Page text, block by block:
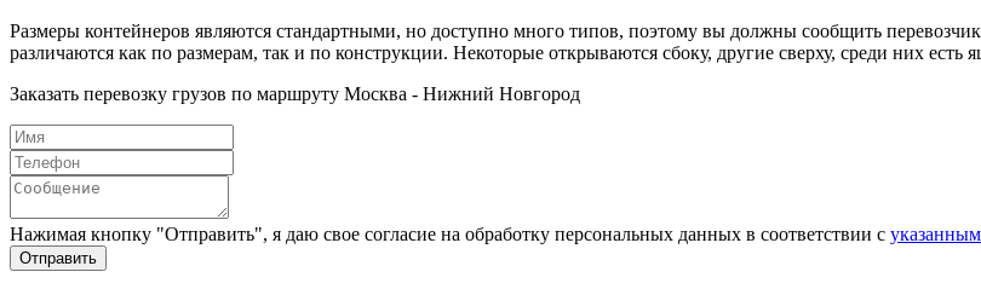
Размеры контейнеров являются стандартными, но доступно много типов, поэтому вы должны сообщить
различаются как по размерам, так и по конструкции. Некоторые открываются сбоку, другие сверху, среди них
Заказать перевозку грузов по маршруту Москва - Нижний Новгород
Нажимая кнопку "Отправить", я даю свое согласие на обработку персональных данных в соответствии с
Отправить